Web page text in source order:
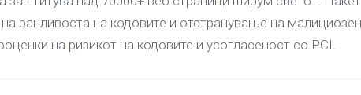
ранливоста на кодовите и отстранување на
на ризикот на кодовите и усогласеност со PCI.